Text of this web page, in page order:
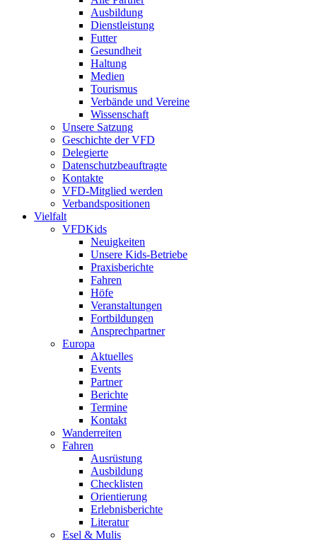
Ausbildung
Dienstleistung
Futter
Gesundheit
Haltung
Medien
Tourismus
Verbände und Vereine
Wissenschaft
Unsere Satzung
Geschichte der VFD
Delegierte
Datenschutzbeauftragte
Kontakte
VFD-Mitglied werden
Verbandspositionen
Vielfalt
VFDKids
Neuigkeiten
Unsere Kids-Betriebe
Praxisberichte
Fahren
Höfe
Veranstaltungen
Fortbildungen
Ansprechpartner
Europa
Aktuelles
Events
Partner
Berichte
Termine
Kontakt
Wanderreiten
Fahren
Ausrüstung
Ausbildung
Checklisten
Orientierung
Erlebnisberichte
Literatur
Esel & Mulis